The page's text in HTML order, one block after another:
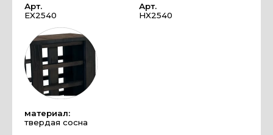
Арт.
EX2540
Арт.
HX2540
материал:
твердая сосна